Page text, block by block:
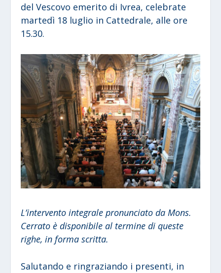
del Vescovo emerito di Ivrea, celebrate
martedì 18 luglio in Cattedrale, alle ore
15.30.
L’intervento integrale pronunciato da Mons.
Cerrato è disponibile al termine di queste
righe, in forma scritta.
Salutando e ringraziando i presenti, in